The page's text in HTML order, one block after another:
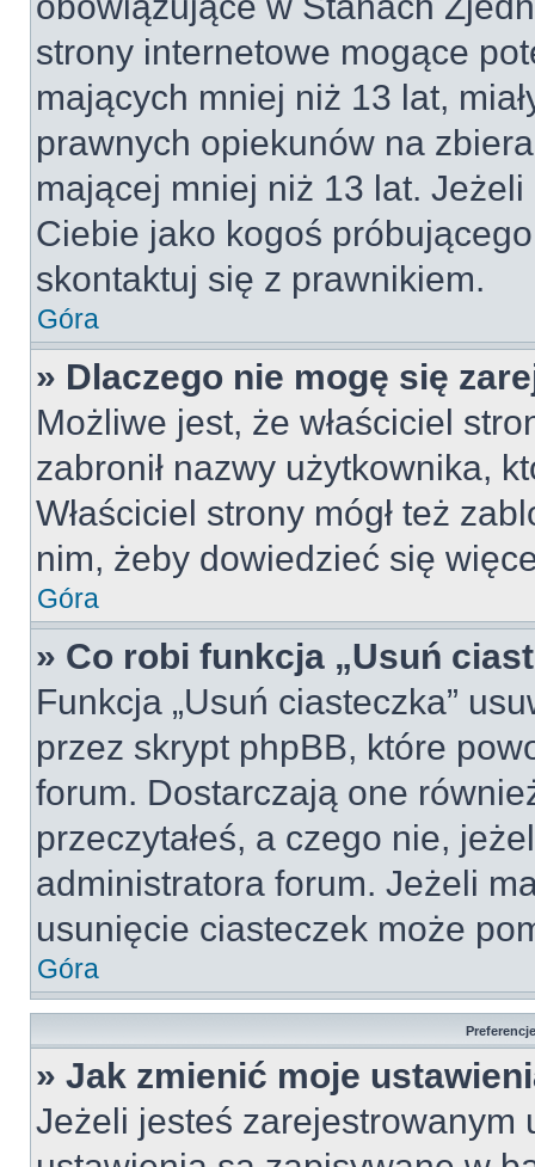
strony internetowe mogące
mających mniej niż 13 lat,
prawnych opiekunów na
mającej mniej niż 13 lat.
Ciebie jako kogoś
skontaktuj się z prawnikiem.
Góra
» Dlaczego nie mogę się
Możliwe jest, że właściciel
zabronił nazwy użytkownika,
Właściciel strony mógł też
nim, żeby dowiedzieć się
Góra
» Co robi funkcja „Usuń
Funkcja „Usuń ciasteczka”
przez skrypt phpBB, które
forum. Dostarczają one
przeczytałeś, a czego nie,
administratora forum. Jeżeli
usunięcie ciasteczek może
Góra
» Jak zmienić moje
Jeżeli jesteś zarejestrowanym